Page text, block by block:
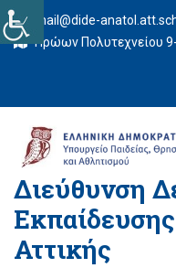
mail@dide-
Ηρώων Πολυτεχνείου
Διεύθυνση
Αττικής